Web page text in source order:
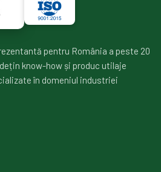
pentru România a peste 20
know-how și produc utilaje
în domeniul industriei